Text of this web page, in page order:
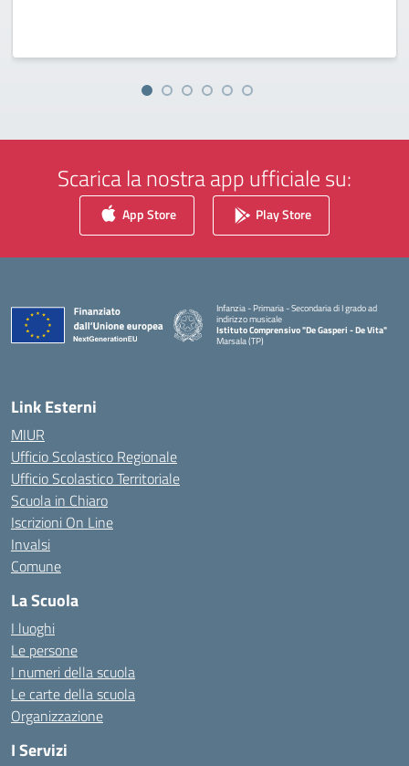
Scarica la nostra app ufficiale su:
App Store Play Store
Infanzia - Primaria - Secondaria di I grado ad
indirizzo musicale
Istituto Comprensivo "De Gasperi - De Vita"
Marsala (TP)
Link Esterni
MIUR
Ufficio Scolastico Regionale
Ufficio Scolastico Territoriale
Scuola in Chiaro
Iscrizioni On Line
Invalsi
Comune
La Scuola
I luoghi
Le persone
I numeri della scuola
Le carte della scuola
Organizzazione
I Servizi